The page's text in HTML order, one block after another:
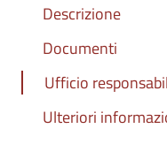
Descrizione
Documenti
Ufficio
Ulteriori